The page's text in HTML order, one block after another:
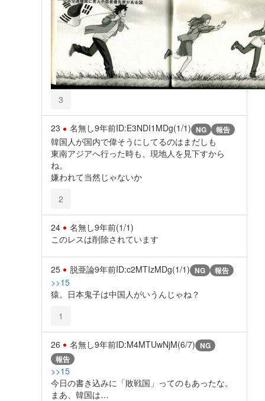
3
23 名無し9年前ID:E3NDI1MDg(1/1) NG 報告
韓国人が国内で偉そうにしてるのはまだしも
東南アジアへ行った時も、現地人を見下すから
ね。
嫌われて当然じゃないか
2
24 名無し9年前(1/1)
このレスは削除されています
25 脱亜論9年前ID:c2MTIzMDg(1/1) NG 報告
>>15
猿。日本鬼子は中国人がいうんじゃね？
1
26 名無し9年前ID:M4MTUwNjM(6/7) NG
報告
>>15
今日の書き込みに「敗戦国」ってのもあったな。
まあ、韓国は…